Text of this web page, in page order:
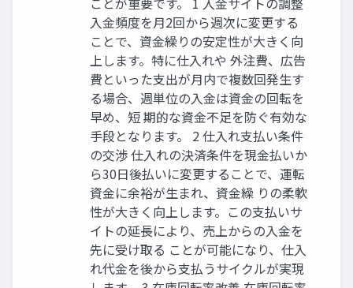
入金頻度を月2回から週次に変更する
ことで、資金繰りの安定性が大きく向
上します。特に仕入れや 外注費、広告
費といった支出が月内で複数回発生す
る場合、週単位の入金は資金の回転を
早め、短 期的な資金不足を防ぐ有効な
手段となります。 2 仕入れ支払い条件
の交渉 仕入れの決済条件を現金払いか
ら30日後払いに変更することで、運転
資金に余裕が生まれ、資金繰 りの柔軟
性が大きく向上します。この支払いサ
イトの延長により、売上からの入金を
先に受け取る ことが可能になり、仕入
れ代金を後から支払うサイクルが実現